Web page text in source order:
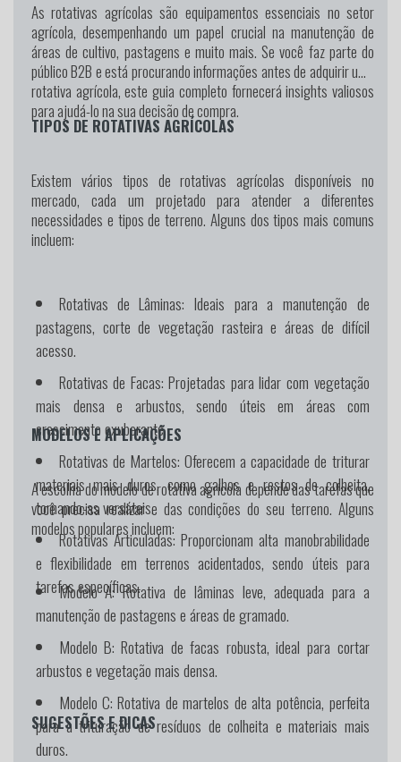
As rotativas agrícolas são equipamentos essenciais no setor
agrícola, desempenhando um papel crucial na manutenção de
áreas de cultivo, pastagens e muito mais. Se você faz parte do
público B2B e está procurando informações antes de adquirir uma
rotativa agrícola, este guia completo fornecerá insights valiosos
para ajudá-lo na sua decisão de compra.
TIPOS DE ROTATIVAS AGRÍCOLAS
Existem vários tipos de rotativas agrícolas disponíveis no
mercado, cada um projetado para atender a diferentes
necessidades e tipos de terreno. Alguns dos tipos mais comuns
incluem:
Rotativas de Lâminas: Ideais para a manutenção de
pastagens, corte de vegetação rasteira e áreas de difícil
acesso.
Rotativas de Facas: Projetadas para lidar com vegetação
mais densa e arbustos, sendo úteis em áreas com
crescimento exuberante.
Rotativas de Martelos: Oferecem a capacidade de triturar
materiais mais duros, como galhos e restos de colheita,
tornando-as versáteis.
Rotativas Articuladas: Proporcionam alta manobrabilidade
e flexibilidade em terrenos acidentados, sendo úteis para
tarefas específicas.
MODELOS E APLICAÇÕES
A escolha do modelo de rotativa agrícola depende das tarefas que
você precisa realizar e das condições do seu terreno. Alguns
modelos populares incluem:
Modelo A:Rotativa de lâminas leve, adequada para a
manutenção de pastagens e áreas de gramado.
Modelo B: Rotativa de facas robusta, ideal para cortar
arbustos e vegetação mais densa.
Modelo C: Rotativa de martelos de alta potência, perfeita
para a trituração de resíduos de colheita e materiais mais
duros.
SUGESTÕES E DICAS